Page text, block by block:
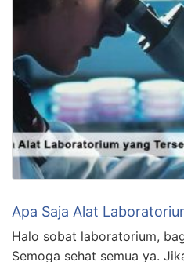
Apa Saja Alat
Halo sobat laboratorium,
Semoga sehat semua ya.